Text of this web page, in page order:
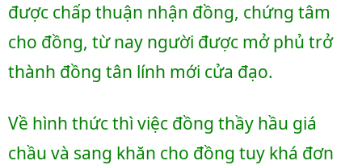
được chấp thuận nhận đồng, chứng tâm
cho đồng, từ nay người được mở phủ trở
thành đồng tân lính mới cửa đạo.
Về hình thức thì việc đồng thầy hầu giá
chầu và sang khăn cho đồng tuy khá đơn